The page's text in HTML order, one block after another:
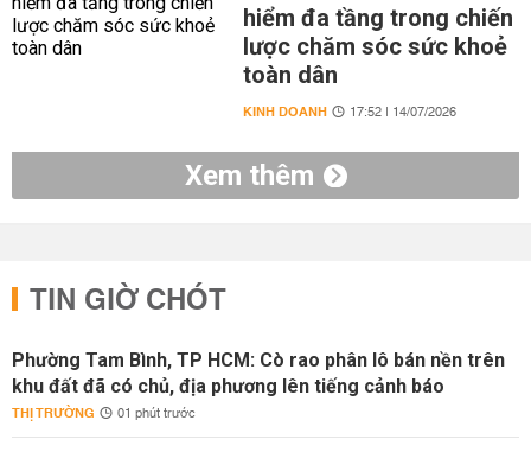
hiểm đa tầng trong chiến
lược chăm sóc sức khoẻ
toàn dân
KINH DOANH 17:52 | 14/07/2026
Xem thêm
TIN GIỜ CHÓT
Phường Tam Bình, TP HCM: Cò rao phân lô bán nền trên
khu đất đã có chủ, địa phương lên tiếng cảnh báo
THỊ TRƯỜNG 01 phút trước